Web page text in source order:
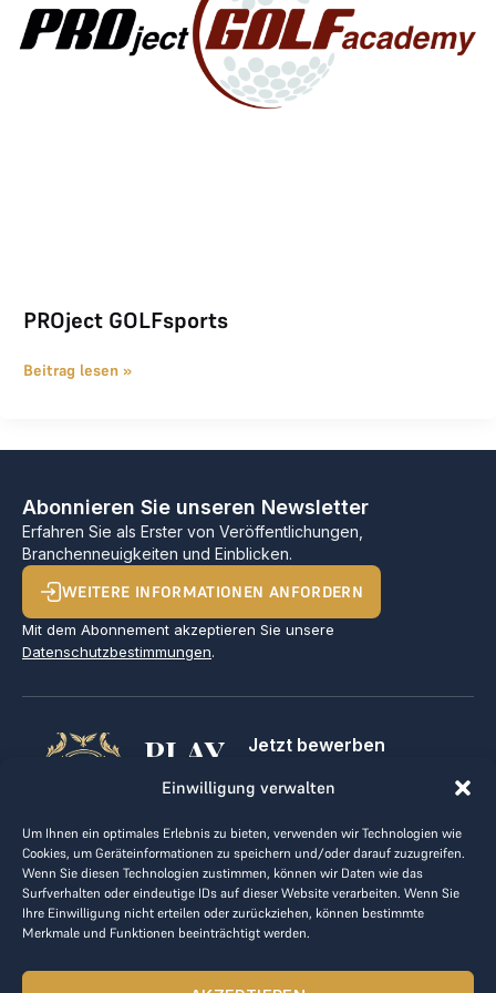
Einwilligung verwalten
Um Ihnen ein optimales Erlebnis zu bieten, verwenden wir Technologien wie
Cookies, um Geräteinformationen zu speichern und/oder darauf zuzugreifen.
Wenn Sie diesen Technologien zustimmen, können wir Daten wie das
Surfverhalten oder eindeutige IDs auf dieser Website verarbeiten. Wenn Sie
Ihre Einwilligung nicht erteilen oder zurückziehen, können bestimmte
Merkmale und Funktionen beeinträchtigt werden.
PROject GOLFsports
Beitrag lesen »
Abonnieren Sie unseren Newsletter
Erfahren Sie als Erster von Veröffentlichungen,
Branchenneuigkeiten und Einblicken.
WEITERE INFORMATIONEN ANFORDERN
Mit dem Abonnement akzeptieren Sie unsere
Datenschutzbestimmungen.
PLAY
GOLF,
MAKE
BUSINESS
Jetzt bewerben
Kontakt
AGB
Datenrichtlinie
kontakt@the-loge.com
Unser freundliches Team hilft Ihnen gerne weiter.